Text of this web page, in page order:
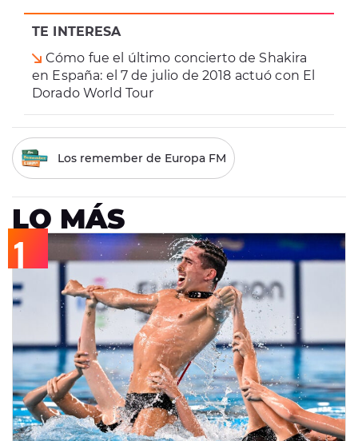
TE INTERESA
Cómo fue el último concierto de Shakira
en España: el 7 de julio de 2018 actuó con El
Dorado World Tour
Los remember de Europa FM
LO MÁS